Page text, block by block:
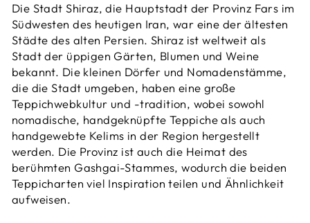
Die Stadt Shiraz, die Hauptstadt der Provinz Fars im
Südwesten des heutigen Iran, war eine der ältesten
Städte des alten Persien. Shiraz ist weltweit als
Stadt der üppigen Gärten, Blumen und Weine
bekannt. Die kleinen Dörfer und Nomadenstämme,
die die Stadt umgeben, haben eine große
Teppichwebkultur und -tradition, wobei sowohl
nomadische, handgeknüpfte Teppiche als auch
handgewebte Kelims in der Region hergestellt
werden. Die Provinz ist auch die Heimat des
berühmten Gashgai-Stammes, wodurch die beiden
Teppicharten viel Inspiration teilen und Ähnlichkeit
aufweisen.